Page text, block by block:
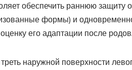
обеспечить раннюю защиту
формы) и
его адаптации после родов.
наружной поверхности